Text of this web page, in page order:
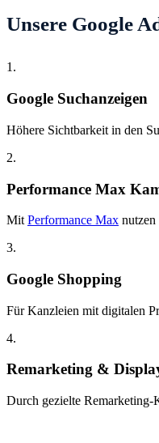
Unsere Google
1.
Google Suchanzeigen
Höhere Sichtbarkeit in den
2.
Performance Max
Mit Performance Max
3.
Google Shopping
Für Kanzleien mit digitalen
4.
Remarketing &
Durch gezielte Remarketing-